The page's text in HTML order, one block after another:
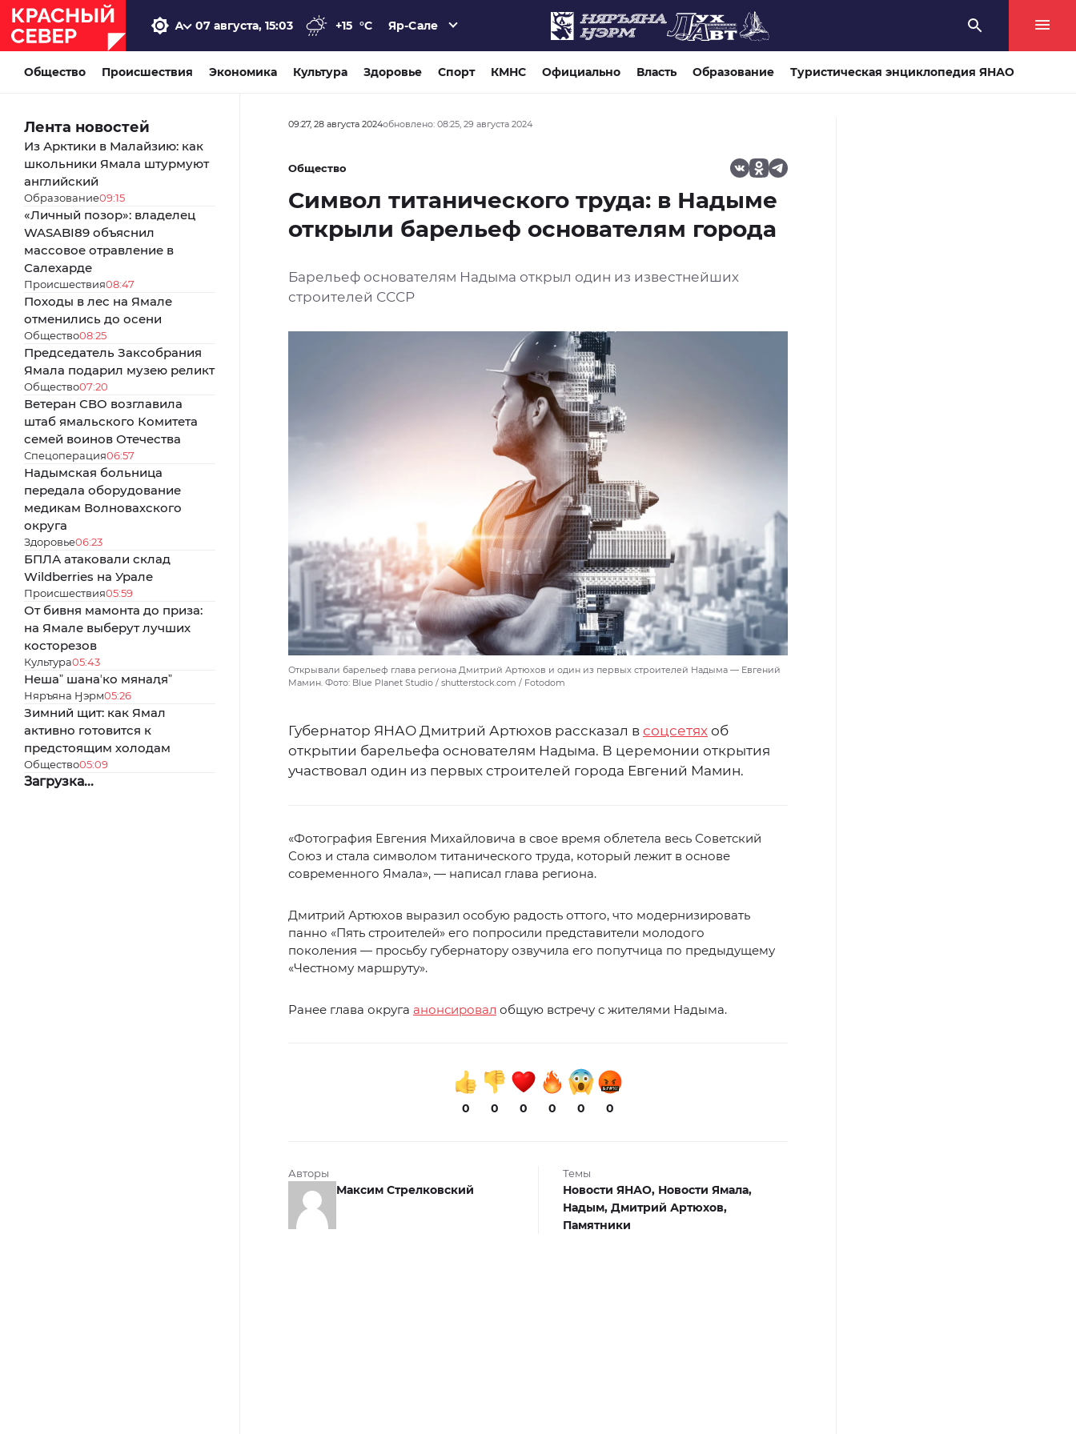
07 августа, 15:03 +15 °C Яр-Сале
Общество Происшествия Экономика Культура Здоровье Спорт КМНС Официально Власть Образование Туристическая энциклопедия ЯНАО
Лента новостей
Из Арктики в Малайзию: как
школьники Ямала штурмуют
английский
Образование09:15
«Личный позор»: владелец
WASABI89 объяснил
массовое отравление в
Салехарде
Происшествия08:47
Походы в лес на Ямале
отменились до осени
Общество08:25
Председатель Заксобрания
Ямала подарил музею реликт
Общество07:20
Ветеран СВО возглавила
штаб ямальского Комитета
семей воинов Отечества
Спецоперация06:57
Надымская больница
передала оборудование
медикам Волновахского
округа
Здоровье06:23
БПЛА атаковали склад
Wildberries на Урале
Происшествия05:59
От бивня мамонта до приза:
на Ямале выберут лучших
косторезов
Культура05:43
Нешаˮ шанаʼко мянаԯяˮ
Няръяна Ӈэрм05:26
Зимний щит: как Ямал
активно готовится к
предстоящим холодам
Общество05:09
Загрузка...
09:27, 28 августа 2024обновлено: 08:25, 29 августа 2024
Общество
Символ титанического труда: в Надыме
открыли барельеф основателям города
Барельеф основателям Надыма открыл один из известнейших
строителей СССР
Открывали барельеф глава региона Дмитрий Артюхов и один из первых строителей Надыма — Евгений
Мамин. Фото: Blue Planet Studio / shutterstock.com / Fotodom
Губернатор ЯНАО Дмитрий Артюхов рассказал в соцсетях об
открытии барельефа основателям Надыма. В церемонии открытия
участвовал один из первых строителей города Евгений Мамин.
«Фотография Евгения Михайловича в свое время облетела весь Советский
Союз и стала символом титанического труда, который лежит в основе
современного Ямала», — написал глава региона.
Дмитрий Артюхов выразил особую радость оттого, что модернизировать
панно «Пять строителей» его попросили представители молодого
поколения — просьбу губернатору озвучила его попутчица по предыдущему
«Честному маршруту».
Ранее глава округа анонсировал общую встречу с жителями Надыма.
0 0 0 0 0 0
Авторы
Максим Стрелковский
Темы
Новости ЯНАО, Новости Ямала,
Надым, Дмитрий Артюхов,
Памятники